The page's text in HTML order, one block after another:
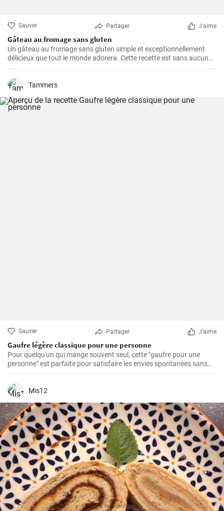
Sauver Partager J'aime
Gâteau au fromage sans gluten
Un gâteau au fromage sans gluten simple et exceptionnellement
délicieux que tout le monde adorera. Cette recette est sans aucun
doute le meilleur gâteau au fromage sans gluten que vous ayez
Tammers
Sauver Partager J'aime
Gaufre légère classique pour une personne
Pour quelqu'un qui mange souvent seul, cette "gaufre pour une
personne" est parfaite pour satisfaire les envies spontanées sans
avoir à se soucier des restes.
Mis12